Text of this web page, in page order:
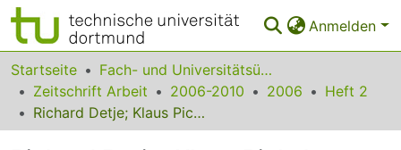
Anmelden
Bereiche & Sammlungen
Das gesamte Repositorium
Startseite
Fach- und Universitätsübergreifendes
Zeitschrift Arbeit
2006-2010 2006
Heft 2
Richard Detje; Klaus Pickshaus; Hans-Jürgen Urban (Hg.): Arbeitspolitik kontrovers. Zwischen Abwehrkämpfen und Offensivstrategien, Hamburg, VSA-Verlag, ISBN 3-89965-148-0, 2005, 212 Seiten, Euro 16.80